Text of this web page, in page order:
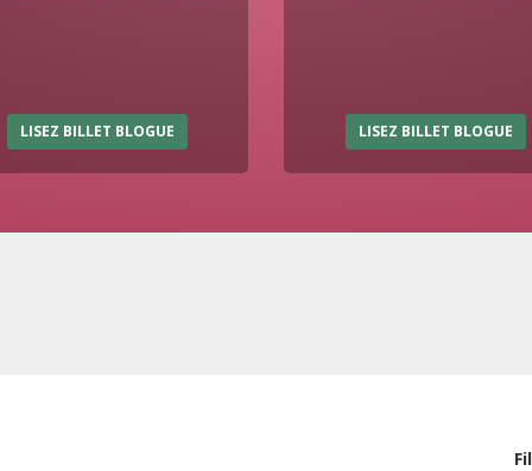
LISEZ BILLET BLOGUE LISEZ BILLET BLOGUE